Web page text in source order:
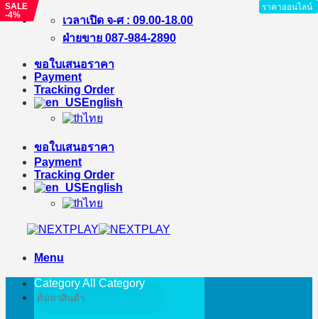
Skip
เวลาเปิด จ-ศ : 09.00-18.00
ฝ่ายขาย 087-984-2890
ขอใบเสนอราคา
Payment
Tracking Order
English
ไทย
ขอใบเสนอราคา
Payment
Tracking Order
English
ไทย
Menu
Search
for:
Category All Category
ราคาออนไลน์
SALE
-4%